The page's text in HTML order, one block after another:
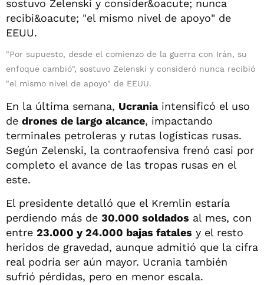
"Por supuesto, desde el comienzo de la guerra con Irán, su
enfoque cambió", sostuvo Zelenski y consideró nunca recibió
"el mismo nivel de apoyo" de EEUU.
En la última semana, Ucraniaintensificó el uso
de drones de largo alcance, impactando
terminales petroleras y rutas logísticas rusas.
Según Zelenski, la contraofensiva frenó casi por
completo el avance de las tropas rusas en el
este.
El presidente detalló que el Kremlin estaría
perdiendo más de 30.000 soldados al mes, con
entre 23.000 y 24.000 bajas fatales y el resto
heridos de gravedad, aunque admitió que la cifra
real podría ser aún mayor. Ucrania también
sufrió pérdidas, pero en menor escala.